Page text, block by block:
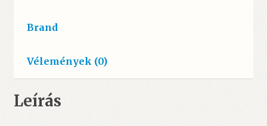
Brand
Vélemények (0)
Leírás